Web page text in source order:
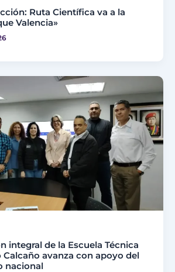
Ruta Científica va a la
Valencia»
integral de la Escuela Técnica
avanza con apoyo del
nacional